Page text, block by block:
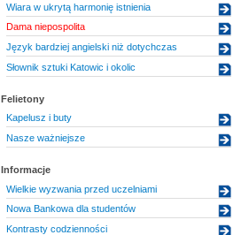
Wiara w ukrytą harmonię istnienia
Dama niepospolita
Język bardziej angielski niż dotychczas
Słownik sztuki Katowic i okolic
Felietony
Kapelusz i buty
Nasze ważniejsze
Informacje
Wielkie wyzwania przed uczelniami
Nowa Bankowa dla studentów
Kontrasty codzienności